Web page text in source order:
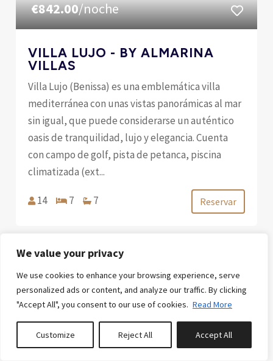
We value your privacy
We use cookies to enhance your browsing experience, serve
personalized ads or content, and analyze our traffic. By clicking
"Accept All", you consent to our use of cookies. Read More
Customize Reject All Accept All
€842.00/noche
VILLA LUJO - BY ALMARINA
VILLAS
Villa Lujo (Benissa) es una emblemática villa
mediterránea con unas vistas panorámicas al mar
sin igual, que puede considerarse un auténtico
oasis de tranquilidad, lujo y elegancia. Cuenta
con campo de golf, pista de petanca, piscina
climatizada (ext...
14 7 7 Reservar
Descuento
DESDE
€115.00/noche